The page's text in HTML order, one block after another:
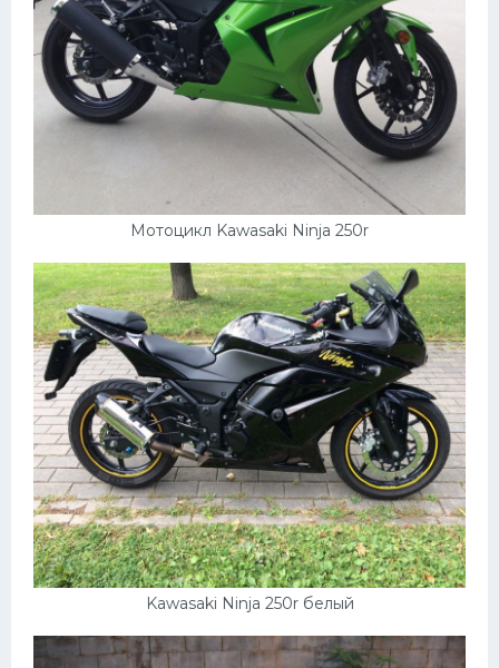
Мотоцикл Kawasaki Ninja 250r
Kawasaki Ninja 250r белый